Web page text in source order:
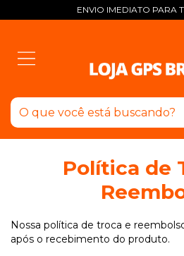
ENVIO IMEDIATO PARA
Política de
Nossa política de troca e
após o recebimento do produto.